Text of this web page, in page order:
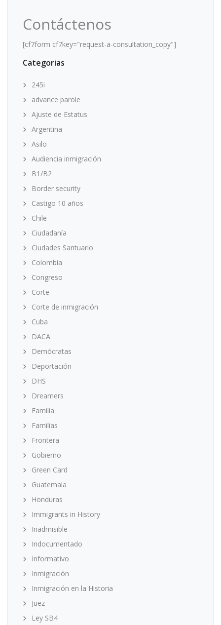
Contáctenos
[cf7form cf7key="request-a-consultation_copy"]
Categorias
245i
advance parole
Ajuste de Estatus
Argentina
Asilo
Audiencia inmigración
B1/B2
Border security
Castigo 10 años
Chile
Ciudadanía
Ciudades Santuario
Colombia
Congreso
Corte
Corte de inmigración
Cuba
DACA
Demócratas
Deportación
DHS
Dreamers
Familia
Familias
Frontera
Gobierno
Green Card
Guatemala
Honduras
Immigrants in History
Inadmisible
Indocumentado
Informativo
Inmigración
Inmigración en la Historia
Juez
Ley SB4